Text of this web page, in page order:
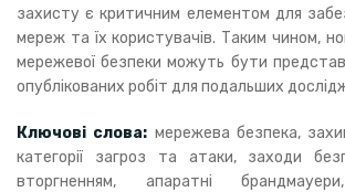
захисту є критичним елементом для
мереж та їх користувачів. Таким чином,
мережевої безпеки можуть бути
опублікованих робіт для подальших
Ключові слова: мережева безпека,
категорії загроз та атаки, заходи
вторгненням, апаратні